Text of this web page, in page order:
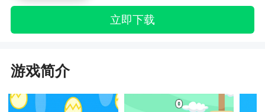
立即下载
游戏简介